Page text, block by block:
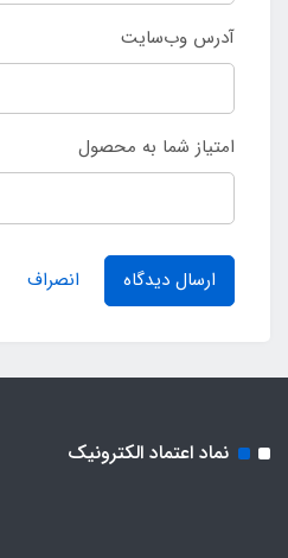
آدرس وب‌سایت
امتیاز شما به محصول
ارسال دیدگاه انصراف
نماد اعتماد الکترونیک